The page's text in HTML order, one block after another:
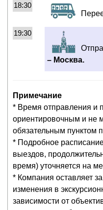
18:30
19:30
– Москва.
Примечание
* Время отправления и
ориентировочным и не
обязательным пунктом
* Подробное
выездов,
время) уточняется на
* Компания оставляет
изменения в
зависимости от